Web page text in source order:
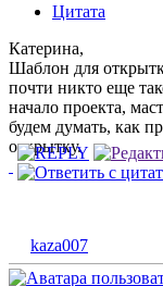
Цитата
Катерина,
Шаблон для
почти никто еще
начало проекта,
будем думать, как
открытку.
kaza007